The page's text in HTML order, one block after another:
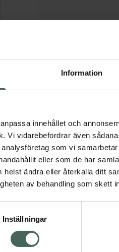
Information
innehållet och
Vi vidarebefordrar även
som vi
eller som de har
ändra eller återkalla ditt
av behandling som skett
Inställningar
Visa